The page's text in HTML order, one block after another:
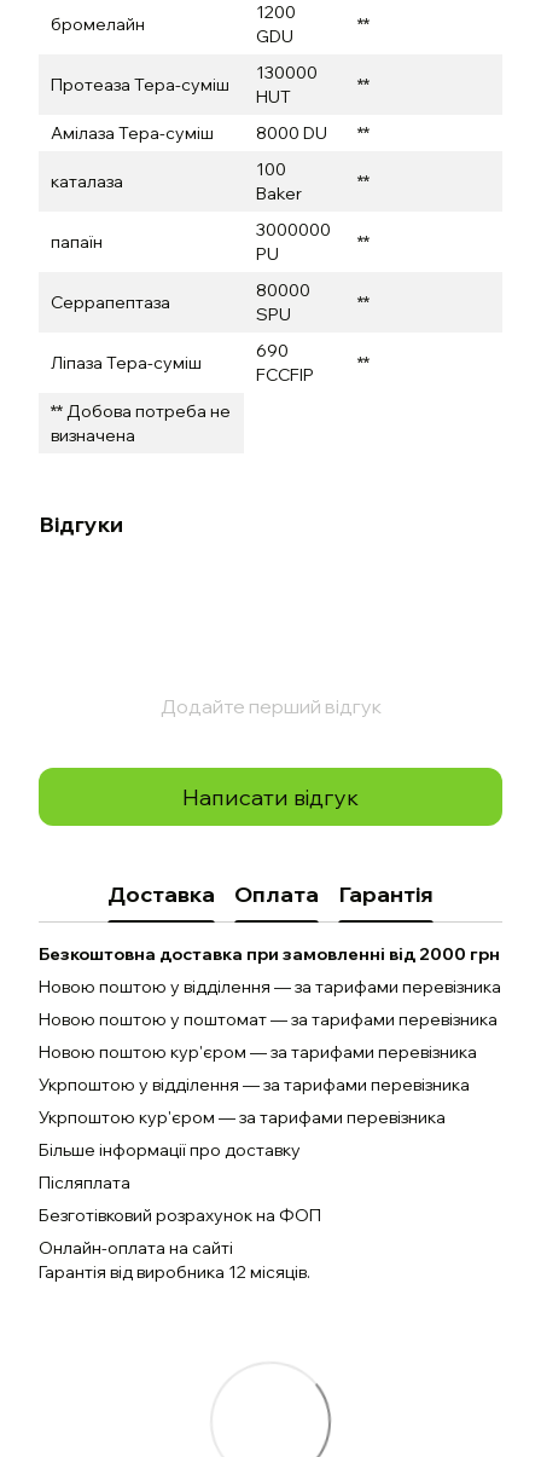
бромелайн
1200
GDU
**
Протеаза Тера-суміш
130000
HUT
**
Амілаза Тера-суміш 8000 DU **
каталаза
100
Baker
**
папаїн
3000000
PU
**
Серрапептаза
80000
SPU
**
Ліпаза Тера-суміш
690
FCCFIP
**
** Добова потреба не
визначена
Відгуки
Додайте перший відгук
Написати відгук
Доставка Оплата Гарантія
Безкоштовна доставка при замовленні від 2000 грн
Новою поштою у відділення — за тарифами перевізника
Новою поштою у поштомат — за тарифами перевізника
Новою поштою кур'єром — за тарифами перевізника
Укрпоштою у відділення — за тарифами перевізника
Укрпоштою кур'єром — за тарифами перевізника
Більше інформації про доставку
Післяплата
Безготівковий розрахунок на ФОП
Онлайн-оплата на сайті
Гарантія від виробника 12 місяців.